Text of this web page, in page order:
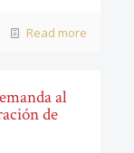
Read more
al
de